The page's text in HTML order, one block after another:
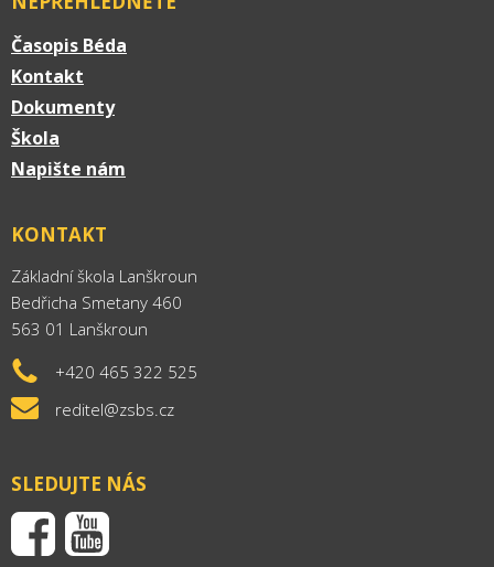
Časopis Béda
Kontakt
Dokumenty
Škola
Napište nám
KONTAKT
Základní škola Lanškroun
Bedřicha Smetany 460
563 01 Lanškroun
+420 465 322 525
reditel@zsbs.cz
SLEDUJTE NÁS